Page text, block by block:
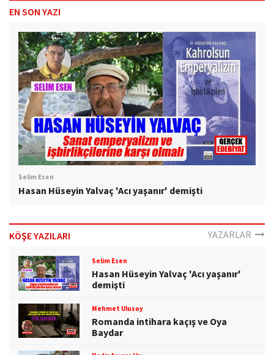
EN SON YAZI
Selim Esen
Hasan Hüseyin Yalvaç 'Acı yaşanır' demişti
KÖŞE YAZILARI YAZARLAR
Selim Esen
Hasan Hüseyin Yalvaç 'Acı yaşanır'
demişti
Mehmet Ulusoy
Romanda intihara kaçış ve Oya
Baydar